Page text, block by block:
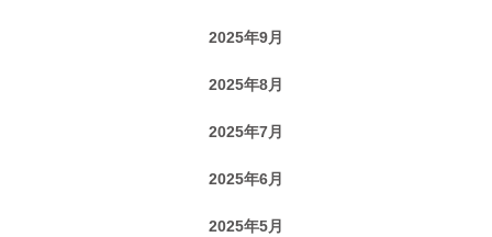
2025年9月
2025年8月
2025年7月
2025年6月
2025年5月